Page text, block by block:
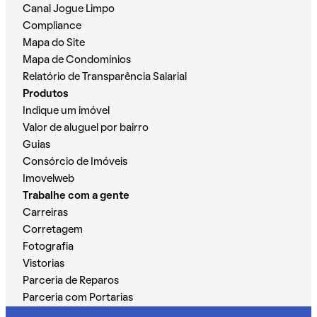
Canal Jogue Limpo
Compliance
Mapa do Site
Mapa de Condomínios
Relatório de Transparência Salarial
Produtos
Indique um imóvel
Valor de aluguel por bairro
Guias
Consórcio de Imóveis
Imovelweb
Trabalhe com a gente
Carreiras
Corretagem
Fotografia
Vistorias
Parceria de Reparos
Parceria com Portarias